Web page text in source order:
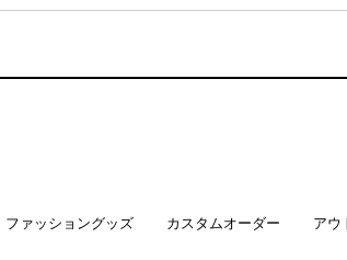
ファッショングッズ カスタムオーダー アウ